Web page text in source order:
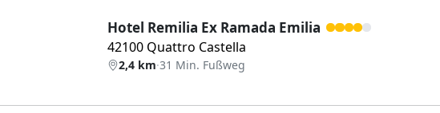
Hotel Remilia Ex Ramada Emilia
42100 Quattro Castella
2,4 km·31 Min. Fußweg